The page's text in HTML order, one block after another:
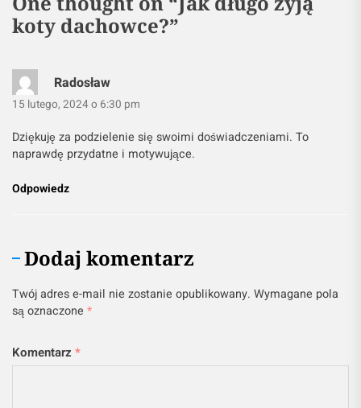
koty dachowce?”
Radosław
15 lutego, 2024 o 6:30 pm
Dziękuję za podzielenie się swoimi doświadczeniami. To
naprawdę przydatne i motywujące.
Odpowiedz
Dodaj komentarz
Twój adres e-mail nie zostanie opublikowany. Wymagane pola
są oznaczone *
Komentarz *